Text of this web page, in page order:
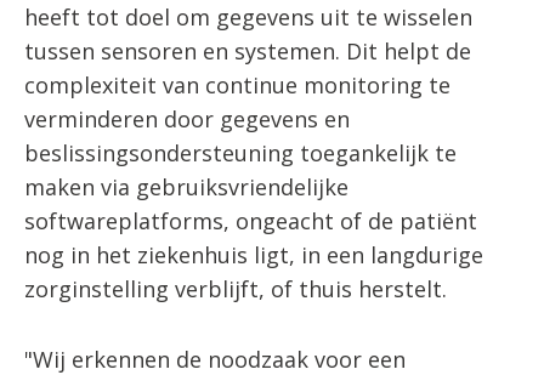
heeft tot doel om gegevens uit te wisselen
tussen sensoren en systemen. Dit helpt de
complexiteit van continue monitoring te
verminderen door gegevens en
beslissingsondersteuning toegankelijk te
maken via gebruiksvriendelijke
softwareplatforms, ongeacht of de patiënt
nog in het ziekenhuis ligt, in een langdurige
zorginstelling verblijft, of thuis herstelt.
"Wij erkennen de noodzaak voor een